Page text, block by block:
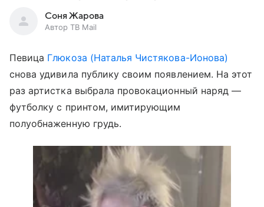
Соня Жарова
Автор ТВ Mail
Певица Глюкоза (Наталья Чистякова-Ионова)
снова удивила публику своим появлением. На этот
раз артистка выбрала провокационный наряд —
футболку с принтом, имитирующим
полуобнаженную грудь.